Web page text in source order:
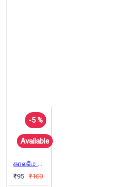
-5 %
Available
காலமே வெளி அறிவியல் புனைகதைகள்
₹95 ₹100